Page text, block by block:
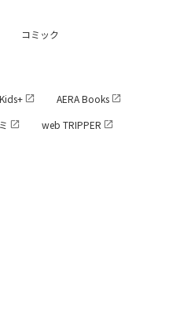
コミック
AERA Books
web TRIPPER